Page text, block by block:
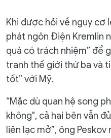
Khi được hỏi về nguy cơ
phát ngôn Điện Kremlin
quá có trách nhiệm” để
tranh thế giới thứ ba và
tốt” với Mỹ.
“Mặc dù quan hệ song
không", cả hai bên vẫn
liên lạc mở”, ông